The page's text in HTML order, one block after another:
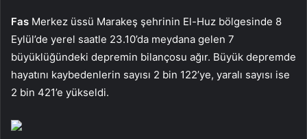
Fas Merkez üssü Marakeş şehrinin El-Huz bölgesinde 8
Eylül’de yerel saatle 23.10’da meydana gelen 7
büyüklüğündeki depremin bilançosu ağır. Büyük depremde
hayatını kaybedenlerin sayısı 2 bin 122’ye, yaralı sayısı ise
2 bin 421’e yükseldi.